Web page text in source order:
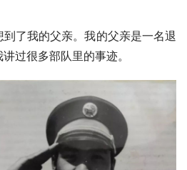
了我的父亲。我的父亲是一名退
过很多部队里的事迹。